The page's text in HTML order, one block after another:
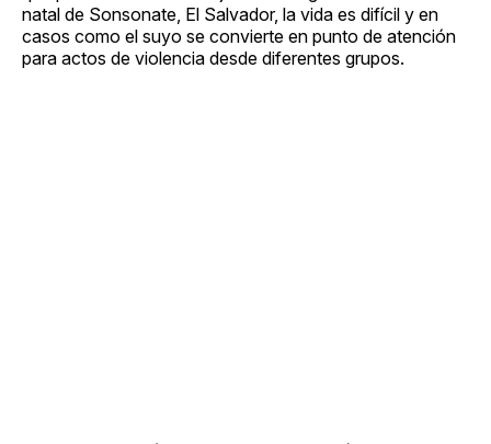
natal de Sonsonate, El Salvador, la vida es difícil y en
casos como el suyo se convierte en punto de atención
para actos de violencia desde diferentes grupos.